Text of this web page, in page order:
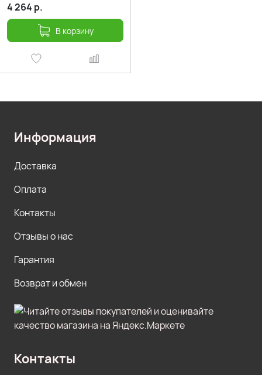
4 264 р.
В корзину
Информация
Доставка
Оплата
Контакты
Отзывы о нас
Гарантия
Возврат и обмен
Контакты